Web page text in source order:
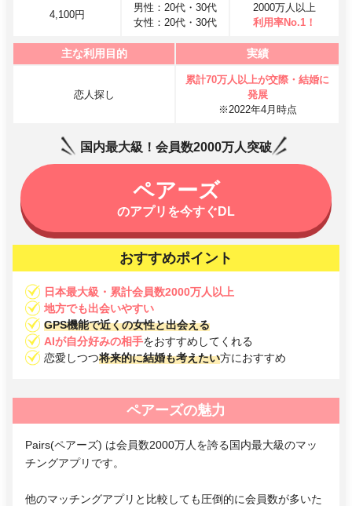
4,100円
男性：20代・30代
女性：20代・30代
2000万人以上
利用率No.1！
主な利用目的 実績
恋人探し
累計70万人以上が交際・結婚に
発展
※2022年4月時点
国内最大級！会員数2000万人突破
ペアーズ
のアプリを今すぐDL
おすすめポイント
日本最大級・累計会員数2000万人以上
地方でも出会いやすい
GPS機能で近くの女性と出会える
AIが自分好みの相手をおすすめしてくれる
恋愛しつつ将来的に結婚も考えたい方におすすめ
ペアーズの魅力
Pairs(ペアーズ) は会員数2000万人を誇る国内最大級のマッ
チングアプリです。
他のマッチングアプリと比較しても圧倒的に会員数が多いた